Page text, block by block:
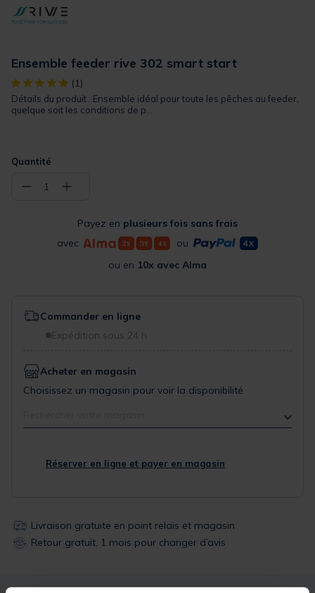
Ensemble feeder rive 302 smart start
[object Object] out of 5 Customer Rating
(1)
Détails du produit : Ensemble idéal pour toute les pêches au feeder,
quelque soit les conditions de p...
Quantité
− 1 +
Payez en plusieurs fois sans frais
avec
ou
ou en 10x avec Alma
Commander en ligne
Expédition sous 24 h
Acheter en magasin
Choisissez un magasin pour voir la disponibilité
Réserver en ligne et payer en magasin
Livraison gratuite en point relais et magasin
Retour gratuit, 1 mois pour changer d’avis